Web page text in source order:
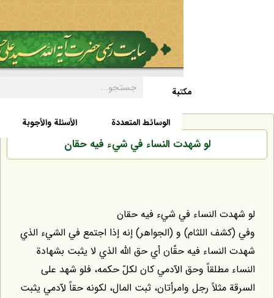
الأخبار السيرة الذاتية
الأسئلة والأجوبة الوسائط المتعددة
لو شهدت النساء في شيء فيه حقان
النساء في شيء فيه حقان
اللثام) و (الجواهر) إنه إذا اجتمع في الشيء الذي
فيه حقّان أي حق الله الذي لا يثبت بشهادة
مطلقاً وحق الآدمي كان لكلّ حكمه، فلو شهد على
رجل وامرأتان، ثبت المال، لكونه حقاً لآدمي يثبت